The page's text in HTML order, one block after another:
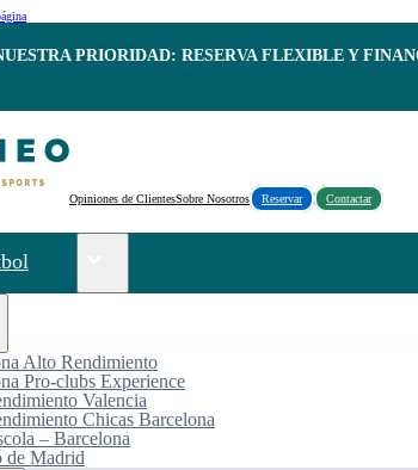
PRIORIDAD: RESERVA FLEXIBLE Y
Opiniones de ClientesSobre Nosotros Reservar Contactar
Alto Rendimiento
Pro-clubs Experience
Valencia
Chicas Barcelona
– Barcelona
de Madrid